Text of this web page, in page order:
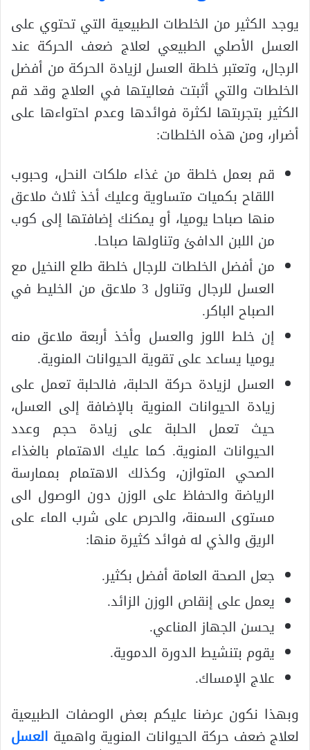
يوجد الكثير من الخلطات الطبيعية التي تحتوي على
العسل الأصلي الطبيعي لعلاج ضعف الحركة عند
الرجال، وتعتبر خلطة العسل لزيادة الحركة من أفضل
الخلطات والتي أثبتت فعاليتها في العلاج وقد قم
الكثير بتجربتها لكثرة فوائدها وعدم احتواءها على
أضرار، ومن هذه الخلطات:
قم بعمل خلطة من غذاء ملكات النحل، وحبوب
اللقاح بكميات متساوية وعليك أخذ ثلاث ملاعق
منها صباحا يوميا، أو يمكنك إضافتها إلى كوب
من اللبن الدافئ وتناولها صباحا.
من أفضل الخلطات للرجال خلطة طلع النخيل مع
العسل للرجال وتناول 3 ملاعق من الخليط في
الصباح الباكر.
إن خلط اللوز والعسل وأخذ أربعة ملاعق منه
يوميا يساعد على تقوية الحيوانات المنوية.
العسل لزيادة حركة الحلبة، فالحلبة تعمل على
زيادة الحيوانات المنوية بالإضافة إلى العسل،
حيث تعمل الحلبة على زيادة حجم وعدد
الحيوانات المنوية. كما عليك الاهتمام بالغذاء
الصحي المتوازن، وكذلك الاهتمام بممارسة
الرياضة والحفاظ على الوزن دون الوصول الى
مستوى السمنة، والحرص على شرب الماء على
الريق والذي له فوائد كثيرة منها:
جعل الصحة العامة أفضل بكثير.
يعمل على إنقاص الوزن الزائد.
يحسن الجهاز المناعي.
يقوم بتنشيط الدورة الدموية.
علاج الإمساك.
وبهذا نكون عرضنا عليكم بعض الوصفات الطبيعية
لعلاج ضعف حركة الحيوانات المنوية واهمية العسل